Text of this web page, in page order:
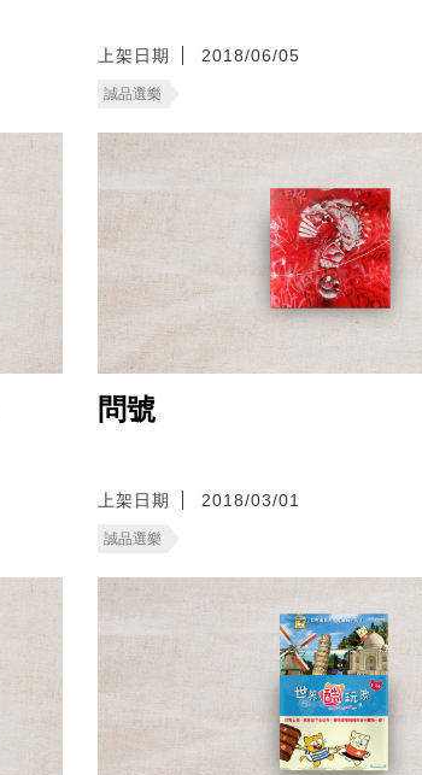
上架日期 2018/06/05
誠品選樂
問號
上架日期 2018/03/01
誠品選樂